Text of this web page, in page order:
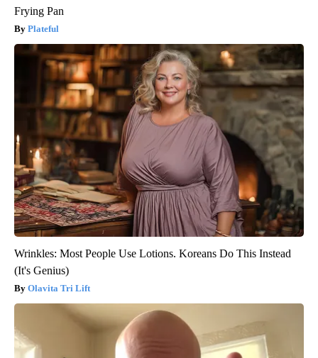
Frying Pan
Plateful
Wrinkles: Most People Use Lotions. Koreans Do This Instead
(It's Genius)
Olavita Tri Lift